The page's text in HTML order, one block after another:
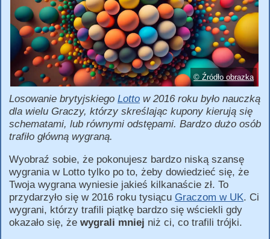
© Źródło obrazka
Losowanie brytyjskiego Lotto w 2016 roku było nauczką
dla wielu Graczy, którzy skreślając kupony kierują się
schematami, lub równymi odstępami. Bardzo dużo osób
trafiło główną wygraną.
Wyobraź sobie, że pokonujesz bardzo niską szansę
wygrania w Lotto tylko po to, żeby dowiedzieć się, że
Twoja wygrana wyniesie jakieś kilkanaście zł. To
przydarzyło się w 2016 roku tysiącu Graczom w UK. Ci
wygrani, którzy trafili piątkę bardzo się wściekli gdy
okazało się, że wygrali mniej niż ci, co trafili trójki.